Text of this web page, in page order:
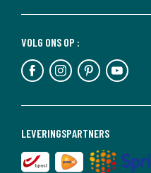
LEVERINGSPARTNERS
VOLG ONS OP :